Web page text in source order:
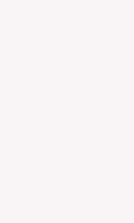
vos